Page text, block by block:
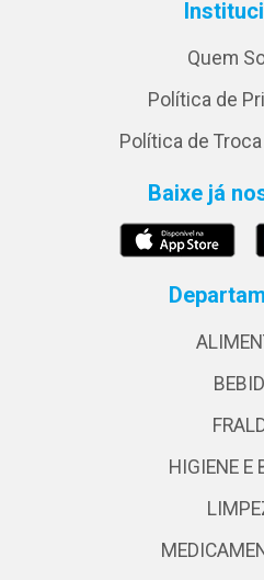
Quem
Política de
Política de
Baixe já
HIGIENE E